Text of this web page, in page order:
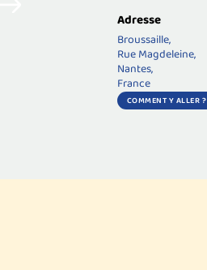
Adresse
Broussaille,
Rue Magdeleine,
Nantes,
France
COMMENT Y ALLER ?